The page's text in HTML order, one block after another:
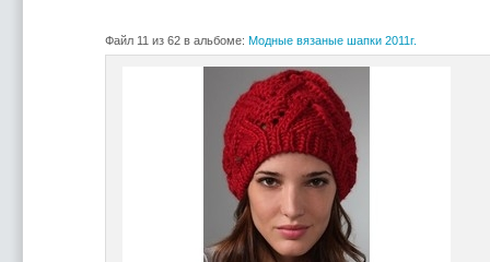
Файл 11 из 62 в альбоме: Модные вязаные шапки 2011г.